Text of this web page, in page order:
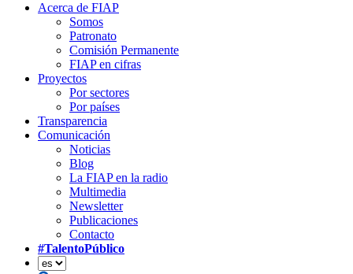
Acerca de FIAP
Somos
Patronato
Comisión Permanente
FIAP en cifras
Proyectos
Por sectores
Por países
Transparencia
Comunicación
Noticias
Blog
La FIAP en la radio
Multimedia
Newsletter
Publicaciones
Contacto
#TalentoPúblico